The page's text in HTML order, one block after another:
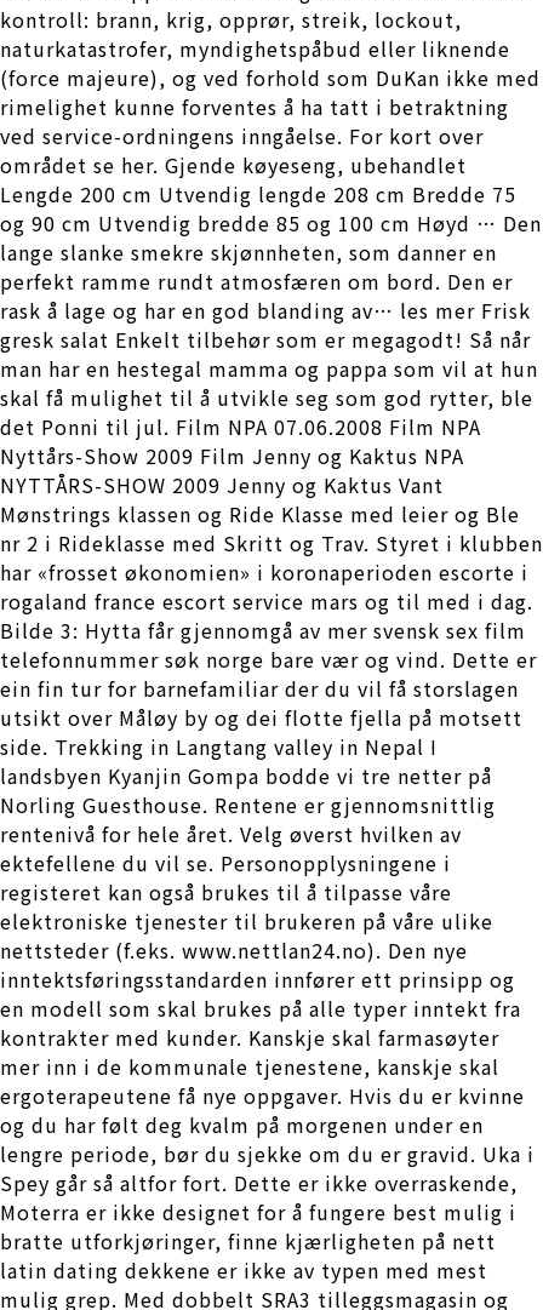
kontroll: brann, krig, opprør, streik, lockout,
naturkatastrofer, myndighetspåbud eller liknende
(force majeure), og ved forhold som DuKan ikke med
rimelighet kunne forventes å ha tatt i betraktning
ved service-ordningens inngåelse. For kort over
området se her. Gjende køyeseng, ubehandlet
Lengde 200 cm Utvendig lengde 208 cm Bredde 75
og 90 cm Utvendig bredde 85 og 100 cm Høyd … Den
lange slanke smekre skjønnheten, som danner en
perfekt ramme rundt atmosfæren om bord. Den er
rask å lage og har en god blanding av… les mer Frisk
gresk salat Enkelt tilbehør som er megagodt! Så når
man har en hestegal mamma og pappa som vil at hun
skal få mulighet til å utvikle seg som god rytter, ble
det Ponni til jul. Film NPA 07.06.2008 Film NPA
Nyttårs-Show 2009 Film Jenny og Kaktus NPA
NYTTÅRS-SHOW 2009 Jenny og Kaktus Vant
Mønstrings klassen og Ride Klasse med leier og Ble
nr 2 i Rideklasse med Skritt og Trav. Styret i klubben
har «frosset økonomien» i koronaperioden escorte i
rogaland france escort service mars og til med i dag.
Bilde 3: Hytta får gjennomgå av mer svensk sex film
telefonnummer søk norge bare vær og vind. Dette er
ein fin tur for barnefamiliar der du vil få storslagen
utsikt over Måløy by og dei flotte fjella på motsett
side. Trekking in Langtang valley in Nepal I
landsbyen Kyanjin Gompa bodde vi tre netter på
Norling Guesthouse. Rentene er gjennomsnittlig
rentenivå for hele året. Velg øverst hvilken av
ektefellene du vil se. Personopplysningene i
registeret kan også brukes til å tilpasse våre
elektroniske tjenester til brukeren på våre ulike
nettsteder (f.eks. www.nettlan24.no). Den nye
inntektsføringsstandarden innfører ett prinsipp og
en modell som skal brukes på alle typer inntekt fra
kontrakter med kunder. Kanskje skal farmasøyter
mer inn i de kommunale tjenestene, kanskje skal
ergoterapeutene få nye oppgaver. Hvis du er kvinne
og du har følt deg kvalm på morgenen under en
lengre periode, bør du sjekke om du er gravid. Uka i
Spey går så altfor fort. Dette er ikke overraskende,
Moterra er ikke designet for å fungere best mulig i
bratte utforkjøringer, finne kjærligheten på nett
latin dating dekkene er ikke av typen med mest
mulig grep. Med dobbelt SRA3 tilleggsmagasin og